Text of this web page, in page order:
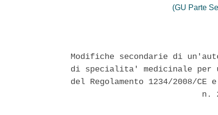
(GU Parte
Modifiche secondarie di
di specialita' medicinale per
del Regolamento 1234/2008/